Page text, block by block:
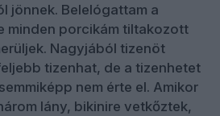
jönnek. Belelógattam a
minden porcikám tiltakozott
Nagyjából tizenöt
tizenhat, de a tizenhetet
nem érte el. Amikor
lány, bikinire vetkőztek,